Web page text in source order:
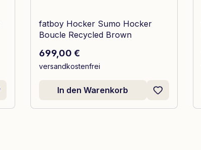
fatboy Hocker Sumo Hocker
Boucle Recycled Brown
Regulärer Preis:
699,00 €
versandkostenfrei
In den Warenkorb